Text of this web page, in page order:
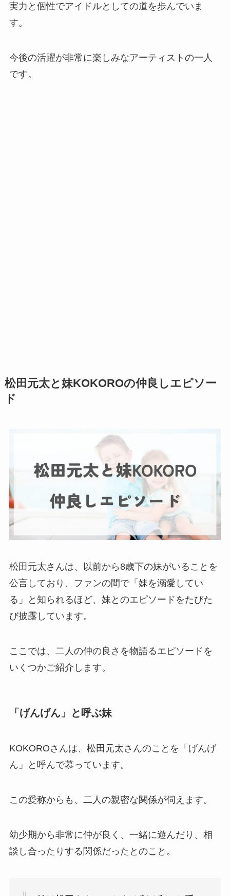
実力と個性でアイドルとしての道を歩んでいま
す。
今後の活躍が非常に楽しみなアーティストの一人
です。
松田元太と妹KOKOROの仲良しエピソー
ド
松田元太さんは、以前から8歳下の妹がいることを
公言しており、ファンの間で「妹を溺愛してい
る」と知られるほど、妹とのエピソードをたびた
び披露しています。
ここでは、二人の仲の良さを物語るエピソードを
いくつかご紹介します。
「げんげん」と呼ぶ妹
KOKOROさんは、松田元太さんのことを「げんげ
ん」と呼んで慕っています。
この愛称からも、二人の親密な関係が伺えます。
幼少期から非常に仲が良く、一緒に遊んだり、相
談し合ったりする関係だったとのこと。